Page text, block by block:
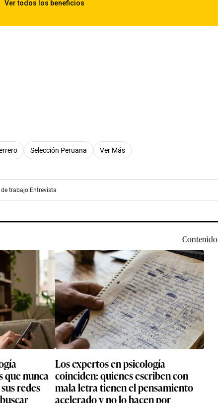
Selección Peruana Ver Más
trabajo:Entrevista
Contenido
que nunca
redes
Los expertos en psicología
coinciden: quienes escriben con
mala letra tienen el pensamiento
acelerado y no lo hacen por